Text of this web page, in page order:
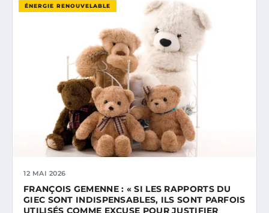
ÉNERGIE RENOUVELABLE
12 MAI 2026
FRANÇOIS GEMENNE : « SI LES RAPPORTS DU
GIEC SONT INDISPENSABLES, ILS SONT PARFOIS
UTILISÉS COMME EXCUSE POUR JUSTIFIER